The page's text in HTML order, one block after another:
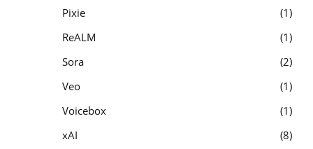
Pixie
1
ReALM
1
Sora
2
Veo
1
Voicebox
1
xAI
8